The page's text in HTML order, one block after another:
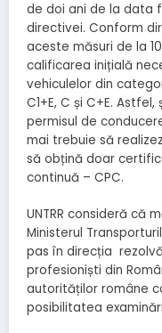
de doi ani de la data
directivei. Conform
aceste măsuri de la
calificarea inițială
vehiculelor din
C1+E, C și C+E.
permisul de
mai trebuie să
să obțină doar
continuă – CPC.
UNTRR consideră că
Ministerul
pas în direcția
profesioniști din
autorităților române
posibilitatea